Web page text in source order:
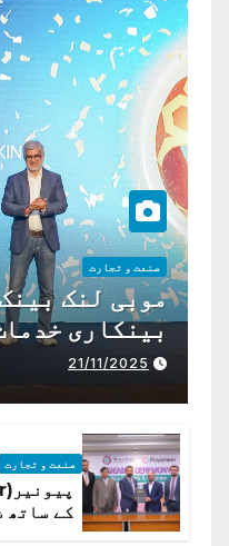
صنعت و تجارت
موبی لنک
بینکاری
اعلان کیا ہے،
21/11/2025
صنعت و تجارت
کے ساتھ